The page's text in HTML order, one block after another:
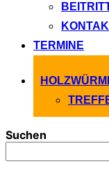
TERMINE
Suchen